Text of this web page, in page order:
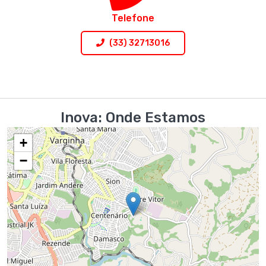
Telefone
(33) 32713016
TELEFONE
LIGAR AGORA
Inova: Onde Estamos
+
−